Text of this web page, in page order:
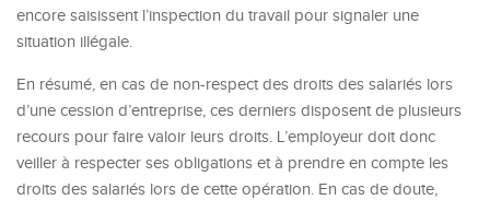
encore saisissent l’inspection du travail pour signaler une
situation illégale.
En résumé, en cas de non-respect des droits des salariés lors
d’une cession d’entreprise, ces derniers disposent de plusieurs
recours pour faire valoir leurs droits. L’employeur doit donc
veiller à respecter ses obligations et à prendre en compte les
droits des salariés lors de cette opération. En cas de doute,